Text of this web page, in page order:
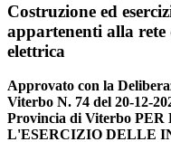
Costruzione ed
appartenenti alla
elettrica
Approvato con la
Viterbo N. 74 del 20-12-
Provincia di Viterbo
L'ESERCIZIO DELLE